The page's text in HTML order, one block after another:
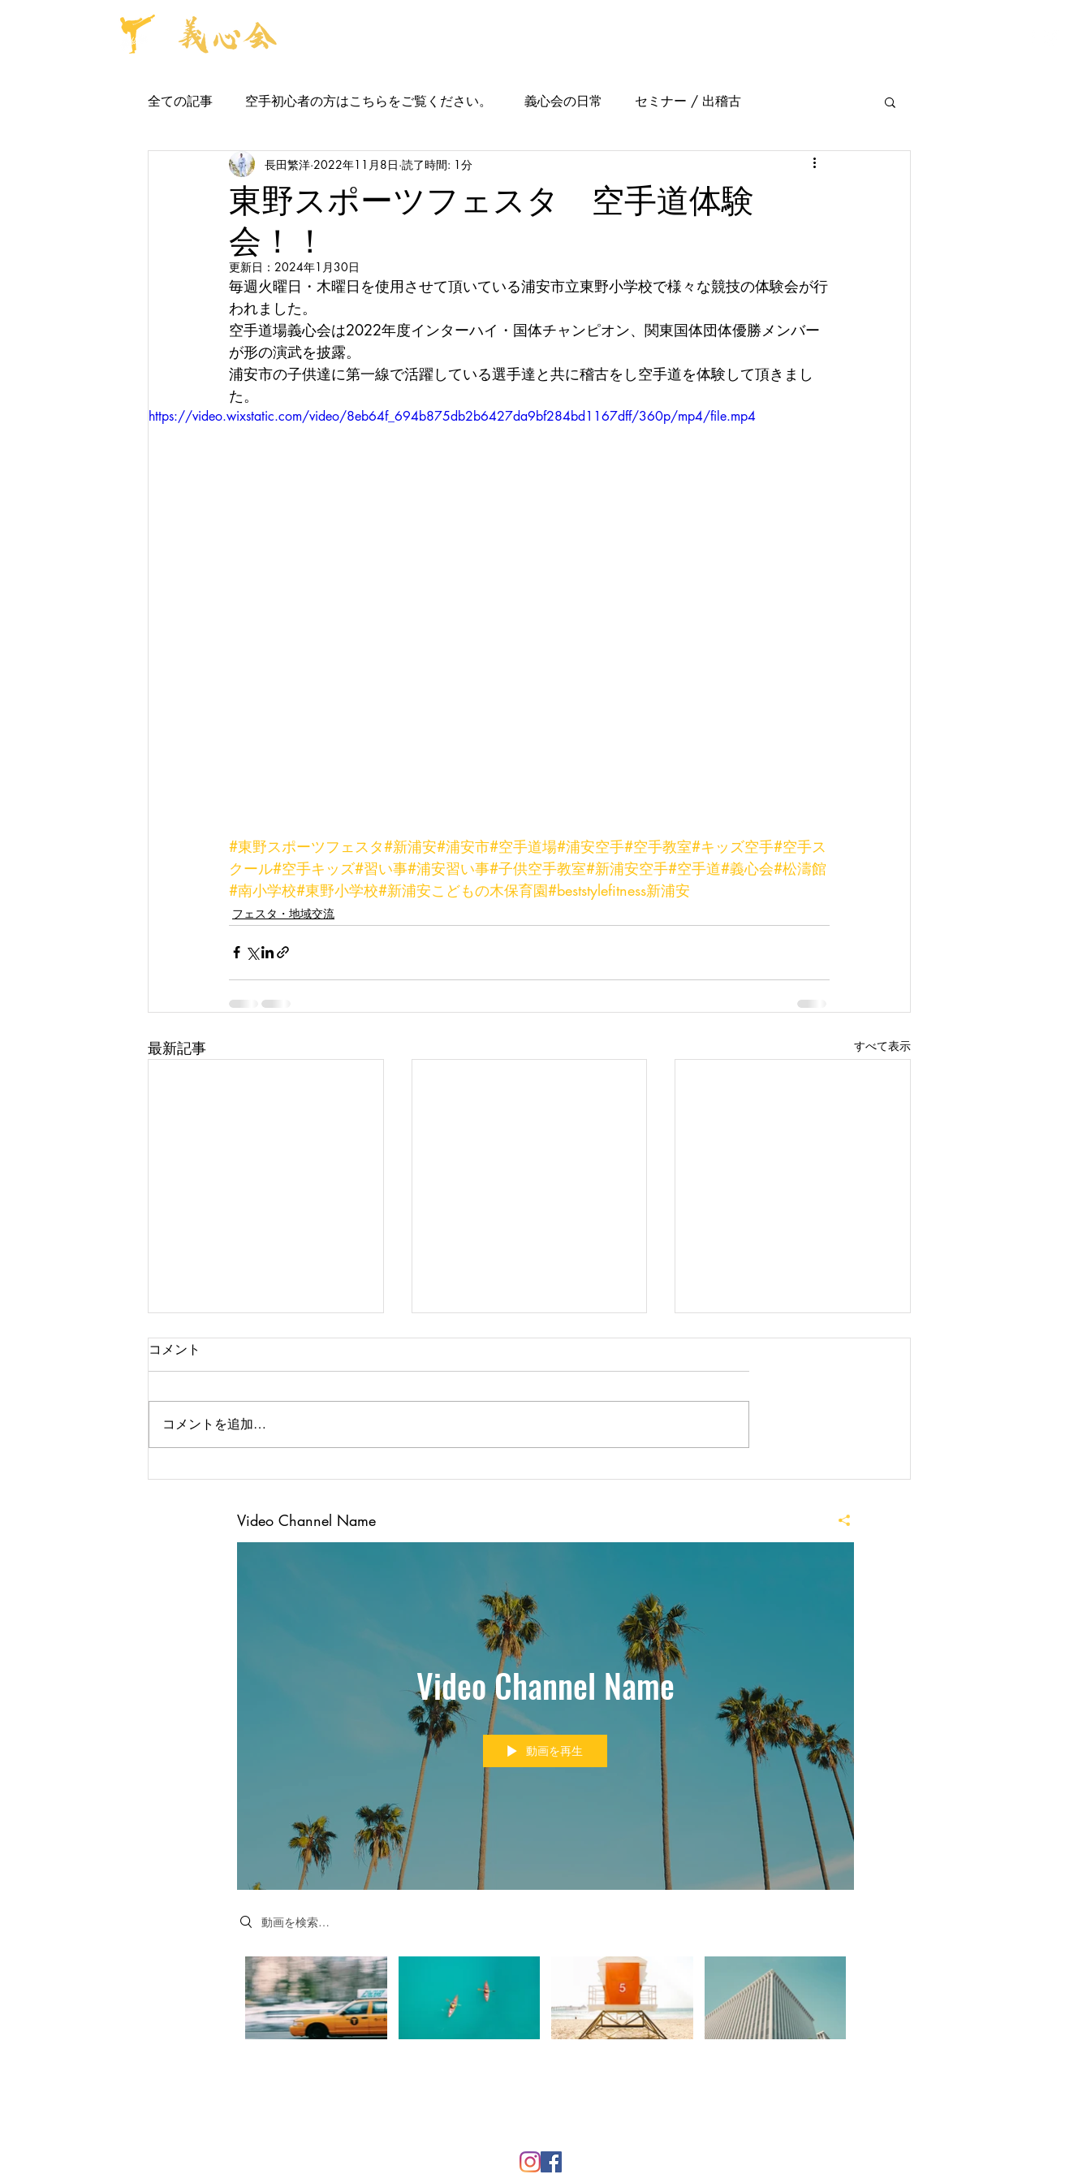
全ての記事 空手初心者の方はこちらをご覧ください。 義心会の日常 セミナー / 出稽古
保育園・幼稚園空手教室 フェスタ・地域交流
パーソナルレッスン
東野スポーツフェスタ 空手道体験
会！！
長田繁洋 2022年11月8日 読了時間: 1分
更新日： 2024年1月30日
毎週火曜日・木曜日を使用させて頂いている浦安市立東野小学校で様々な競技の体験会が行
われました。
空手道場義心会は2022年度インターハイ・国体チャンピオン、関東国体団体優勝メンバー
が形の演武を披露。
浦安市の子供達に第一線で活躍している選手達と共に稽古をし空手道を体験して頂きまし
た。
https://video.wixstatic.com/video/8eb64f_694b875db2b6427da9bf284bd1167dff/360p/mp4/file.mp4
#東野スポーツフェスタ#新浦安#浦安市#空手道場#浦安空手#空手教室#キッズ空手#空手ス
クール#空手キッズ#習い事#浦安習い事#子供空手教室#新浦安空手#空手道#義心会#松濤館
#南小学校#東野小学校#新浦安こどもの木保育園#beststylefitness新浦安
フェスタ・地域交流
最新記事 すべて表示
うらやす百縁商店街 ステージ
コメント
コメントを追加…
Video Channel Name
Video Channel Name
動画を再生
Search videos